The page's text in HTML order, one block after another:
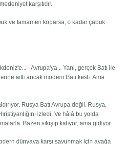
karşıtıdır.
ve tamamen koparsa, o kadar çabuk
- Avrupa'ya... Yani, gerçek Batı ile
aitti ancak modern Batı kesti. Ama
Rusya Batı Avrupa değil. Rusya,
izledi. Ve hâlâ bu yolda
Bazen sıkışıp kalıyor, ama gidiyor.
dünyaya karşı savunmak için ayağa